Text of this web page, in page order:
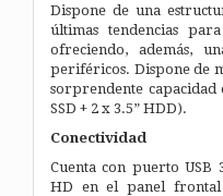
Dispone de una
últimas tendencias
ofreciendo, además,
periféricos. Dispone de
sorprendente capacidad
SSD + 2 x 3.5” HDD).
Conectividad
Cuenta con puerto USB
HD en el panel frontal